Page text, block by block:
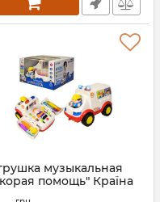
музыкальная
помощь" Країна